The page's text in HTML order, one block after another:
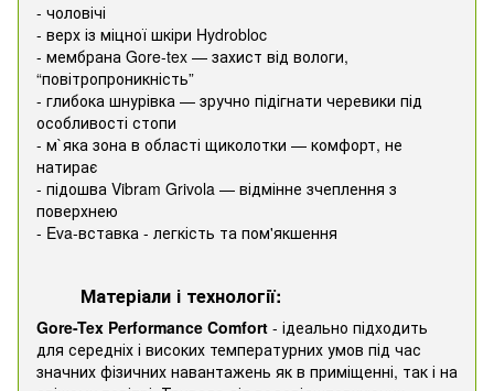
- чоловічі
- верх із міцної шкіри Hydrobloc
- мембрана Gore-tex — захист від вологи,
“повітропроникність”
- глибока шнурівка — зручно підігнати черевики під
особливості стопи
- м`яка зона в області щиколотки — комфорт, не
натирає
- підошва Vibram Grivola — відмінне зчеплення з
поверхнею
- Eva-вставка - легкість та пом'якшення
Матеріали і технології:
Gore-Tex Performance Comfort - ідеально підходить
для середніх і високих температурних умов під час
значних фізичних навантажень як в приміщенні, так і на